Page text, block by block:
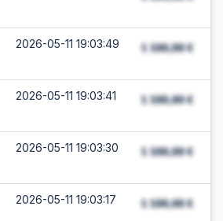
2026-05-11 19:03:49
2026-05-11 19:03:41
2026-05-11 19:03:30
2026-05-11 19:03:17